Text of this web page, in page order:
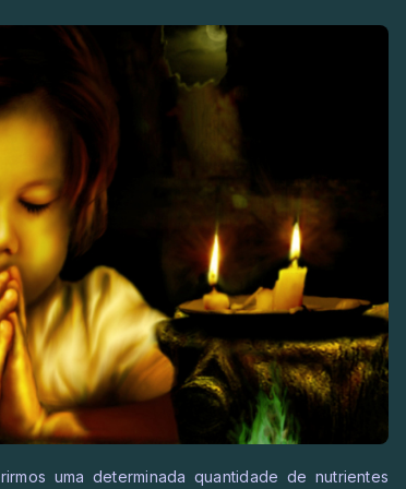
uma determinada quantidade de nutrientes